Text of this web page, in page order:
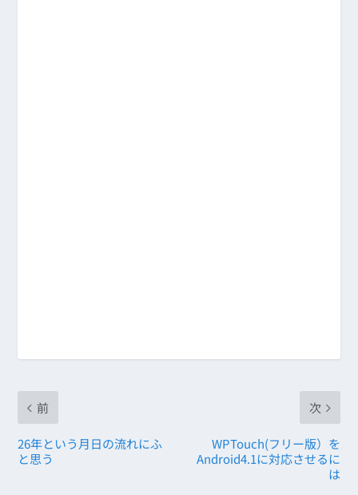
前
26年という月日の流れにふ
と思う
次
WPTouch(フリー版）を
Android4.1に対応させるに
は